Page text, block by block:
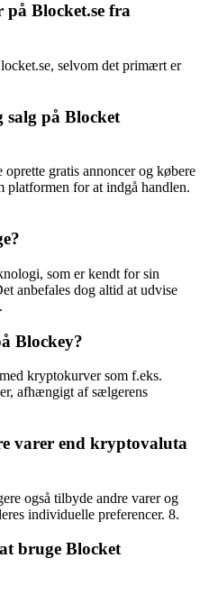
på Blocket.se fra
selvom det primært er
på Blocket
gratis annoncer og købere
platformen for at indgå handlen.
som er kendt for sin
anbefales dog altid at udvise
Blockey?
kryptokurver som f.eks.
afhængigt af sælgerens
varer end kryptovaluta
også tilbyde andre varer og
individuelle preferencer. 8.
bruge Blocket